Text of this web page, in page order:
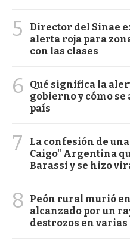
5
Director del Sinae
alerta roja para
con las clases
6
Qué significa la
gobierno y cómo se
país
7
La confesión de
Caigo" Argentina
Barassi y se hizo
8
Peón rural murió
alcanzado por un
destrozos en varias